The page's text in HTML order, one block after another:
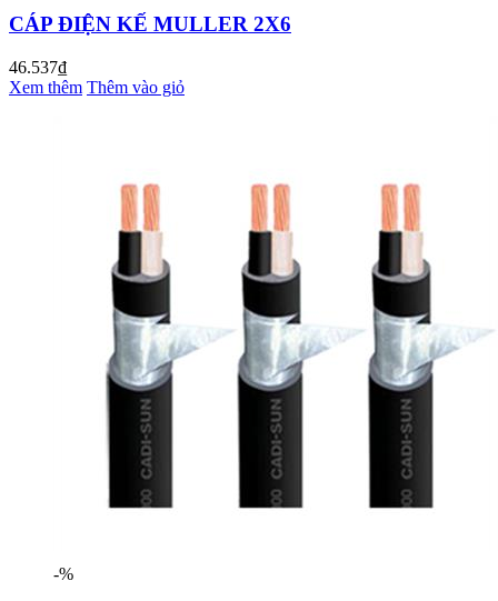
CÁP ĐIỆN KẾ MULLER 2X6
46.537₫
Xem thêm Thêm vào giỏ
-%